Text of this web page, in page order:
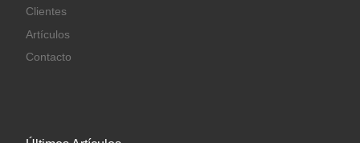
Clientes
Artículos
Contacto